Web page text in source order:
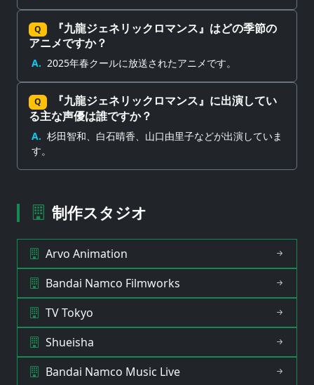
Q
『九龍ジェネリックロマンス』はどの季節の
アニメですか？
A. 2025年春クールに放送されたアニメです。
Q
『九龍ジェネリックロマンス』に出演してい
る主な声優は誰ですか？
A. 杉田智和、白石晴香、山口由里子などが出演していま
す。
制作スタジオ
Arvo Animation
Bandai Namco Filmworks
TV Tokyo
Shueisha
Bandai Namco Music Live